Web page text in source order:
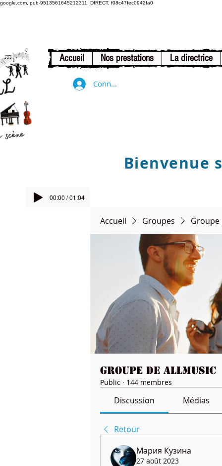
google.com, pub-9513561645212311, DIRECT, f08c47fec0942fa0
Accueil Nos prestations La directrice
Connexion
Bienvenue
00:00 / 01:04
Accueil Groupes Groupe
Groupe de Allmusic
Public · 144 membres
Discussion Médias
Retour
Мария Кузина
27 août 2023